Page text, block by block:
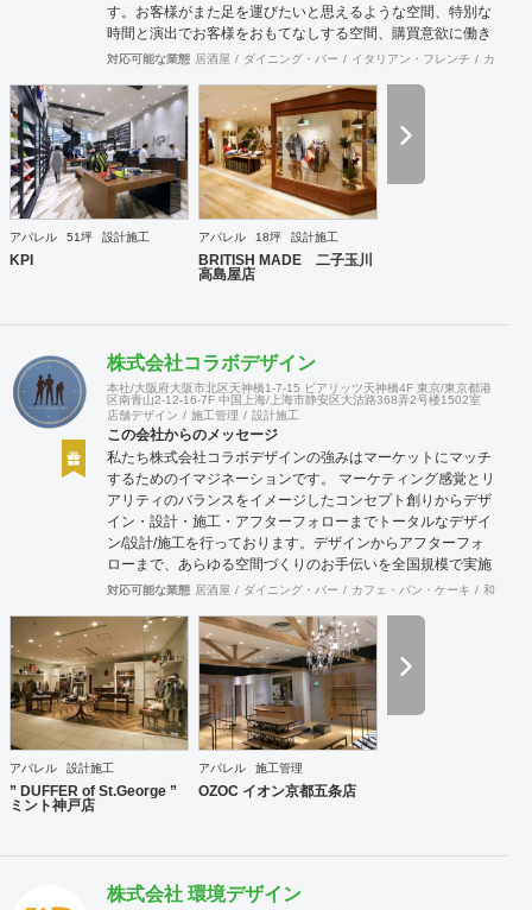
す。お客様がまた足を運びたいと思えるような空間、特別な
時間と演出でお客様をおもてなしする空間、購買意欲に働き
かけるレイアウトとVMD、ブランド力を高める空間演出な
持っております。 ご希望されるイメージ、コストに関する不
安要素、 新規オープン、移転・改装に関するスケジュール、
ほか不明点など、まずはお気軽にお問い合わせください。
対応可能な業態 居酒屋 ダイニング・バー イタリアン・フレンチ カフェ
アパレル 51坪 設計施工
KPI
アパレル 18坪 設計施工
BRITISH MADE 二子玉川
高島屋店
株式会社コラボデザイン
本社/大阪府大阪市北区天神橋1-7-15 ビアリッツ天神橋4F 東京/東京都港
区南青山2-12-16-7F 中国上海/上海市静安区大沽路368弄2号楼1502室
店舗デザイン
施工管理 設計施工
この会社からのメッセージ
私たち株式会社コラボデザインの強みはマーケットにマッチ
するためのイマジネーションです。 マーケティング感覚とリ
アリティのバランスをイメージしたコンセプト創りからデザ
イン・設計・施工・アフターフォローまでトータルなデザイ
ン/設計/施工を行っております。デザインからアフターフォ
ローまで、あらゆる空間づくりのお手伝いを全国規模で実施
できます。上海にもオフィスがございますので、中国での実
対応可能な業態 居酒屋 ダイニング・バー カフェ・パン・ケーキ 和食・
アパレル 設計施工
” DUFFER of St.George ”
ミント神戸店
アパレル 施工管理
OZOC イオン京都五条店
株式会社 環境デザイン